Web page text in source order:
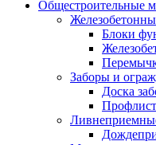
Общестроительные
Блоки
Заборы и
Доска
Профлист